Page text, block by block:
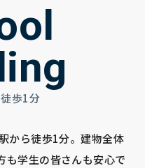
歩1分
から徒歩1分。建物全体
も学生の皆さんも安心で